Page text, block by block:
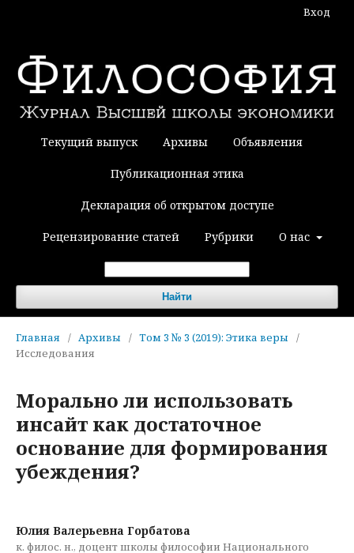
Текущий выпуск Архивы Объявления
Публикационная этика
Декларация об открытом доступе
Рецензирование статей Рубрики О нас
Найти
Вход
Главная / Архивы / Том 3 № 3 (2019): Этика веры
/
Исследования
Морально ли использовать
инсайт как достаточное
основание для формирования
убеждения?
Юлия Валерьевна Горбатова
к. филос. н., доцент школы философии Национального